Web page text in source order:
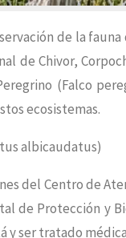
de la
de Chivor,
(Falco
ecosistemas.
albicaudatus)
del Centro de
de Protección y
y ser tratado